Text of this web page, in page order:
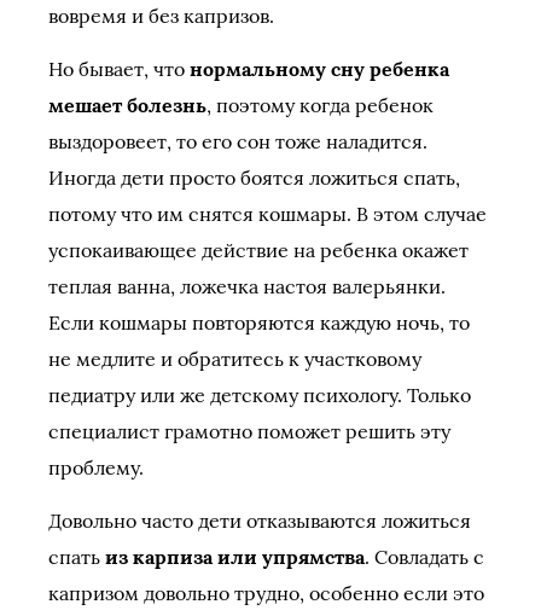
вовремя и без капризов.
Но бывает, что нормальному сну ребенка
мешает болезнь, поэтому когда ребенок
выздоровеет, то его сон тоже наладится.
Иногда дети просто боятся ложиться спать,
потому что им снятся кошмары. В этом случае
успокаивающее действие на ребенка окажет
теплая ванна, ложечка настоя валерьянки.
Если кошмары повторяются каждую ночь, то
не медлите и обратитесь к участковому
педиатру или же детскому психологу. Только
специалист грамотно поможет решить эту
проблему.
Довольно часто дети отказываются ложиться
спать из карпиза или упрямства. Совладать с
капризом довольно трудно, особенно если это